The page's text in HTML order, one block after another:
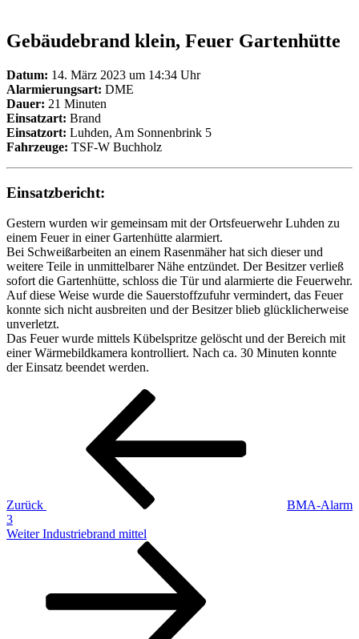
Gebäudebrand klein, Feuer Gartenhütte
Datum: 14. März 2023 um 14:34 Uhr
Alarmierungsart: DME
Dauer: 21 Minuten
Einsatzart: Brand
Einsatzort: Luhden, Am Sonnenbrink 5
Fahrzeuge: TSF-W Buchholz
Einsatzbericht:
Gestern wurden wir gemeinsam mit der Ortsfeuerwehr Luhden zu
einem Feuer in einer Gartenhütte alarmiert.
Bei Schweißarbeiten an einem Rasenmäher hat sich dieser und
weitere Teile in unmittelbarer Nähe entzündet. Der Besitzer verließ
sofort die Gartenhütte, schloss die Tür und alarmierte die Feuerwehr.
Auf diese Weise wurde die Sauerstoffzufuhr vermindert, das Feuer
konnte sich nicht ausbreiten und der Besitzer blieb glücklicherweise
unverletzt.
Das Feuer wurde mittels Kübelspritze gelöscht und der Bereich mit
einer Wärmebildkamera kontrolliert. Nach ca. 30 Minuten konnte
der Einsatz beendet werden.
Beitragsnavigation
Zurück
BMA-Alarm
3
Nächster
Weiter Industriebrand mittel